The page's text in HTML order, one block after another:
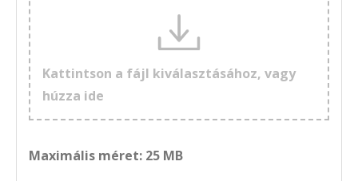
Kattintson a fájl kiválasztásához, vagy
húzza ide
Maximális méret: 25 MB